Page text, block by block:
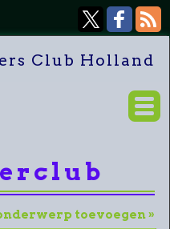
Club Holland
toevoegen »